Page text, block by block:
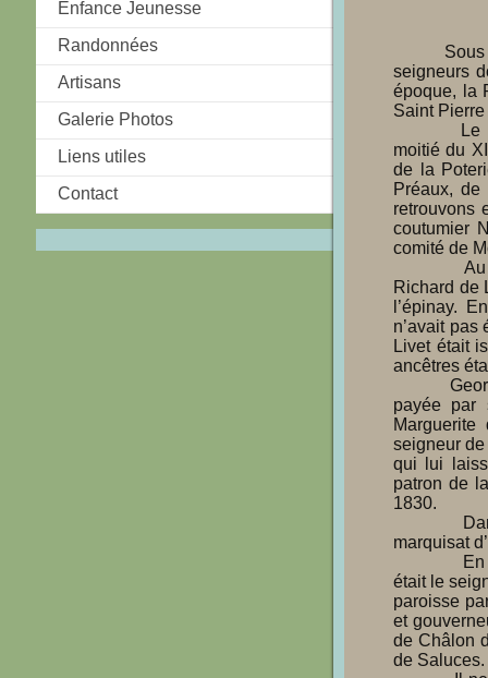
seigneurs
époque, la
Saint
moitié du
de la
Préaux,
retrouvons
coutumier
comité de
Richard de
l’épinay.
n’avait
Livet était
ancêtres
            Georges de Livet, fils de Richard, fut prisonnier des anglais : sa rançon fut
payée par
seigneur
qui lui
patron de
1830.
marquisat
était le
paroisse
et
de Châlon
de Saluces.
Enfance Jeunesse
Randonnées
Artisans
Galerie Photos
Liens utiles
Contact